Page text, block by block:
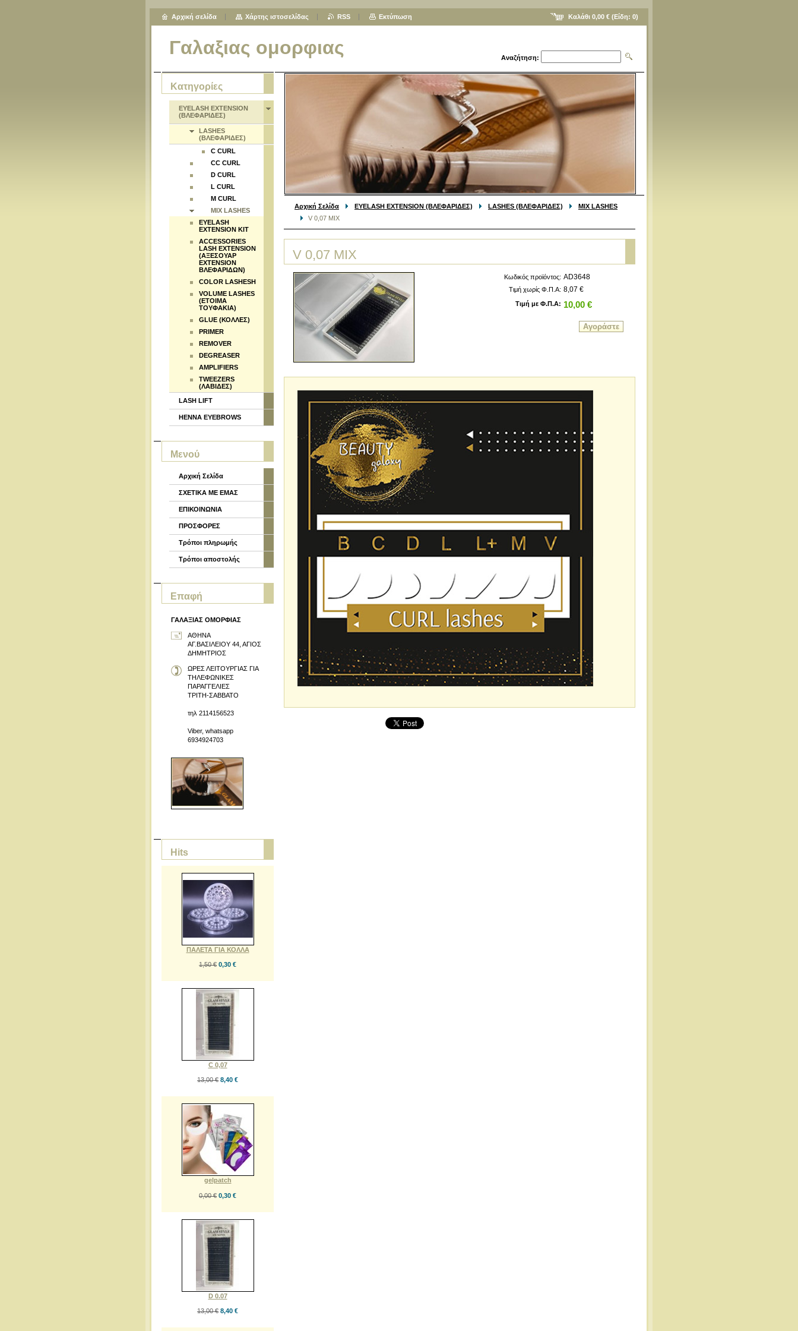
Γαλαξιας ομορφιας Αναζήτηση:
Αρχική Σελίδα EYELASH EXTENSION (ΒΛΕΦΑΡΙΔΕΣ) LASHES (ΒΛΕΦΑΡΙΔΕΣ)
MIX LASHES
V 0,07 MIX
V 0,07 MIX
Κωδικός προϊόντος: AD3648
Τιμή χωρίς Φ.Π.Α: 8,07 €
Τιμή με Φ.Π.Α: 10,00 €
Κατηγορίες
EYELASH EXTENSION
(ΒΛΕΦΑΡΙΔΕΣ)
LASHES
(ΒΛΕΦΑΡΙΔΕΣ)
C CURL
CC CURL
D CURL
L CURL
M CURL
MIX LASHES
EYELASH
EXTENSION KIT
ACCESSORIES
LASH EXTENSION
(ΑΞΕΣΟΥΑΡ
EXTENSION
ΒΛΕΦΑΡΙΔΩΝ)
COLOR LASHESH
VOLUME LASHES
(ΕΤΟΙΜΑ
ΤΟΥΦΑΚΙΑ)
GLUE (ΚΟΛΛΕΣ)
PRIMER
REMOVER
DEGREASER
AMPLIFIERS
TWEEZERS
(ΛΑΒΙΔΕΣ)
LASH LIFT
HENNA EYEBROWS
Μενού
Αρχική Σελίδα
ΣΧΕΤΙΚΑ ΜΕ ΕΜΑΣ
ΕΠΙΚΟΙΝΩΝΙΑ
ΠΡΟΣΦΟΡΕΣ
Τρόποι πληρωμής
Τρόποι αποστολής
Επαφή
ΓΑΛΑΞΙΑΣ ΟΜΟΡΦΙΑΣ
ΑΘΗΝΑ
ΑΓ.ΒΑΣΙΛΕΙΟΥ 44, ΑΓΙΟΣ
ΔΗΜΗΤΡΙΟΣ
ΩΡΕΣ ΛΕΙΤΟΥΡΓΙΑΣ ΓΙΑ
ΤΗΛΕΦΩΝΙΚΕΣ
ΠΑΡΑΓΓΕΛΙΕΣ
ΤΡΙΤΗ-ΣΑΒΒΑΤΟ
τηλ 2114156523
Viber, whatsapp
6934924703
Hits
ΠΑΛΕΤΑ ΓΙΑ ΚΟΛΛΑ
1,50 € 0,30 €
C 0,07
13,00 € 8,40 €
gelpatch
0,00 € 0,30 €
D 0.07
13,00 € 8,40 €
Καλάθι 0,00 € (Είδη: 0)
Αρχική σελίδα Χάρτης ιστοσελίδας RSS Εκτύπωση